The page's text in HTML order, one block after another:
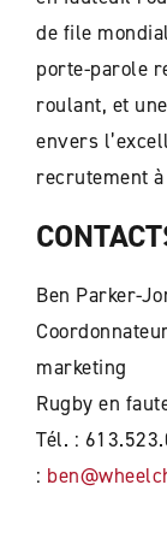
de file
porte-parole
roulant, et
envers
recrutement
Ben Parker-
marketing
Rugby en
Tél. :
: